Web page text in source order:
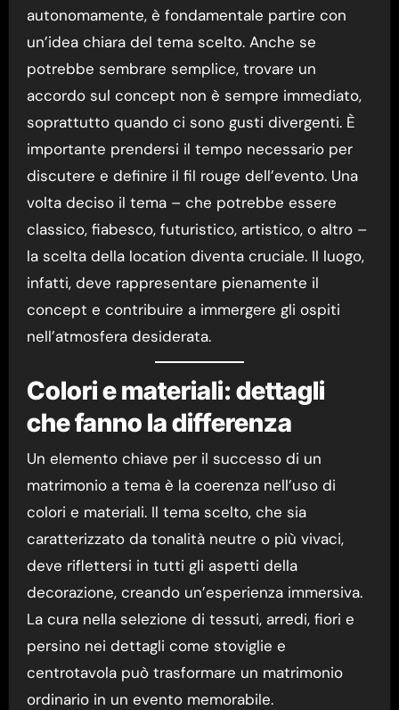
autonomamente, è fondamentale partire con
un’idea chiara del tema scelto. Anche se
potrebbe sembrare semplice, trovare un
accordo sul concept non è sempre immediato,
soprattutto quando ci sono gusti divergenti. È
importante prendersi il tempo necessario per
discutere e definire il fil rouge dell’evento. Una
volta deciso il tema – che potrebbe essere
classico, fiabesco, futuristico, artistico, o altro –
la scelta della location diventa cruciale. Il luogo,
infatti, deve rappresentare pienamente il
concept e contribuire a immergere gli ospiti
nell’atmosfera desiderata.
Colori e materiali: dettagli
che fanno la differenza
Un elemento chiave per il successo di un
matrimonio a tema è la coerenza nell’uso di
colori e materiali. Il tema scelto, che sia
caratterizzato da tonalità neutre o più vivaci,
deve riflettersi in tutti gli aspetti della
decorazione, creando un’esperienza immersiva.
La cura nella selezione di tessuti, arredi, fiori e
persino nei dettagli come stoviglie e
centrotavola può trasformare un matrimonio
ordinario in un evento memorabile.